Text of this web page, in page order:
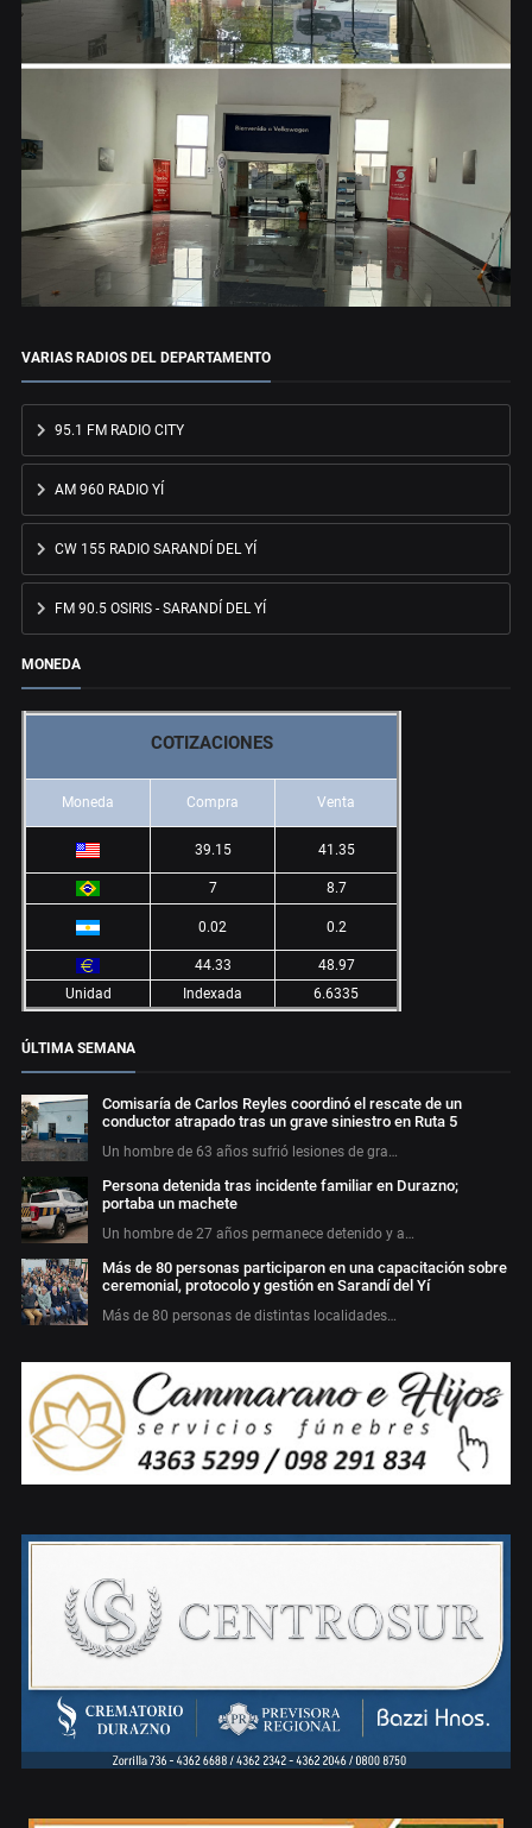
VARIAS RADIOS DEL DEPARTAMENTO
95.1 FM RADIO CITY
AM 960 RADIO YÍ
CW 155 RADIO SARANDÍ DEL YÍ
FM 90.5 OSIRIS - SARANDÍ DEL YÍ
MONEDA
COTIZACIONES
Moneda Compra Venta
39.15 41.35
7 8.7
0.02 0.2
44.33
48.97
Unidad
Indexada 6.6335
ÚLTIMA SEMANA
Comisaría de Carlos Reyles coordinó el rescate de un
conductor atrapado tras un grave siniestro en Ruta 5
Un hombre de 63 años sufrió lesiones de gra…
Persona detenida tras incidente familiar en Durazno;
portaba un machete
Un hombre de 27 años permanece detenido y a…
Más de 80 personas participaron en una capacitación sobre
ceremonial, protocolo y gestión en Sarandí del Yí
Más de 80 personas de distintas localidades…